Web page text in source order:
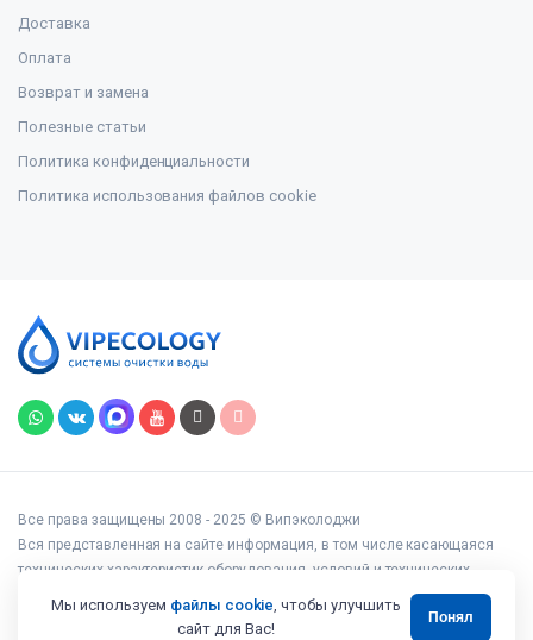
Доставка
Оплата
Возврат и замена
Полезные статьи
Политика конфиденциальности
Политика использования файлов cookie
Все права защищены 2008 - 2025 © Випэколоджи
Вся представленная на сайте информация, в том числе касающаяся
технических характеристик оборудования, условий и технических
возможностей подключения, наличия на складе, стоимости товаров и
услуг, носит информационный характер и ни при каких условиях не
Мы используем файлы cookie, чтобы улучшить
сайт для Вас!
Понял